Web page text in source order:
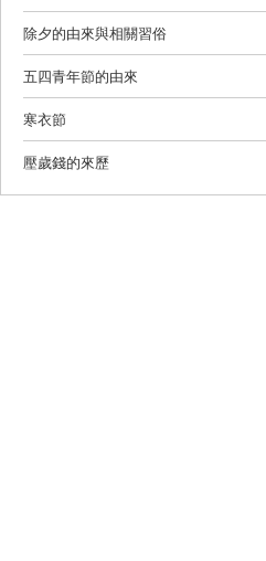
除夕的由來與相關習俗
五四青年節的由來
寒衣節
壓歲錢的來歷